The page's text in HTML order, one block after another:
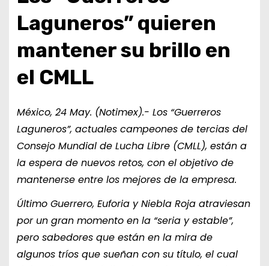
Laguneros” quieren
mantener su brillo en
el CMLL
México, 24 May. (Notimex).- Los “Guerreros
Laguneros”, actuales campeones de tercias del
Consejo Mundial de Lucha Libre (CMLL), están a
la espera de nuevos retos, con el objetivo de
mantenerse entre los mejores de la empresa.
Último Guerrero, Euforia y Niebla Roja atraviesan
por un gran momento en la “seria y estable”,
pero sabedores que están en la mira de
algunos tríos que sueñan con su título, el cual